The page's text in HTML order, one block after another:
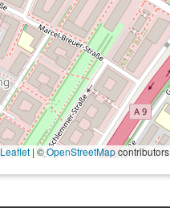
Leaflet |©OpenStreetMapcontributors